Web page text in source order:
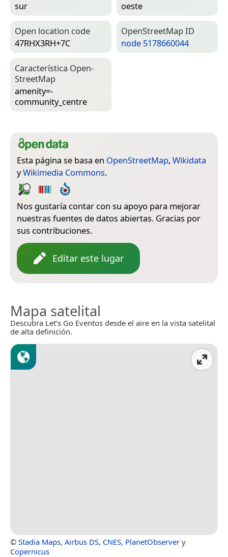
sur
oeste
Open location code
47RHX3RH+7C
Open­Street­Map ID
node 5178660044
Característica Open­
Street­Map
amenity=­
community_centre
Esta página se basa en OpenStreetMap, Wikidata
yWikimedia Commons.
Nos gustaría contar con su apoyo para mejorar
nuestras fuentes de datos abiertas. Gracias por
sus contribuciones.
Editar este lugar
Mapa satelital
Descubra Let’s Go Eventos desde el aire en la vista satelital
de alta definición.
© Stadia Maps, Airbus DS, CNES, PlanetObserver y
Copernicus